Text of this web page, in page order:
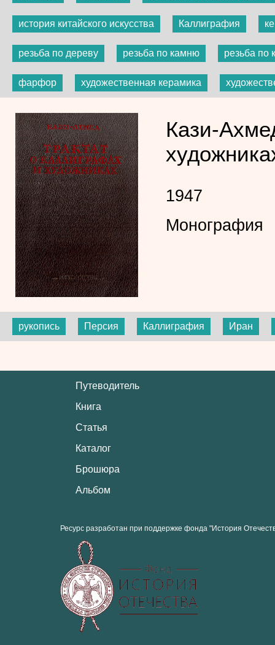
история китайского искусства Каллиграфия
резьба по дереву резьба по камню резьба по
фарфор художественная керамика
Кази-
1947
Монография
рукопись Персия Каллиграфия Иран
Путеводитель
Книга
Статья
Каталог
Брошюра
Альбом
Ресурс разработан при поддержке фонда "История